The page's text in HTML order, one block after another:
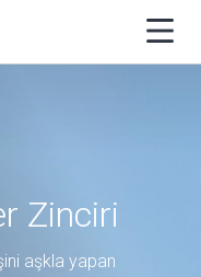
Zinciri
aşkla yapan